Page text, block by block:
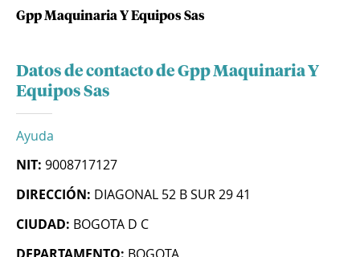
Gpp Maquinaria Y Equipos Sas
Datos de contacto de Gpp Maquinaria Y
Equipos Sas
Ayuda
NIT: 9008717127
DIRECCIÓN: DIAGONAL 52 B SUR 29 41
CIUDAD: BOGOTA D C